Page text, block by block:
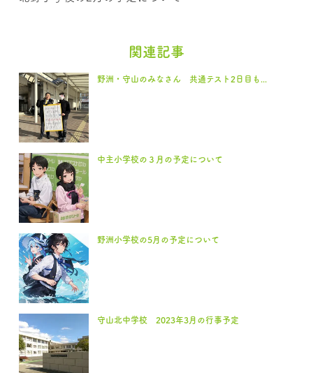
関連記事
野洲・守山のみなさん 共通テスト2日目も...
中主小学校の３月の予定について
野洲小学校の5月の予定について
守山北中学校 2023年3月の行事予定